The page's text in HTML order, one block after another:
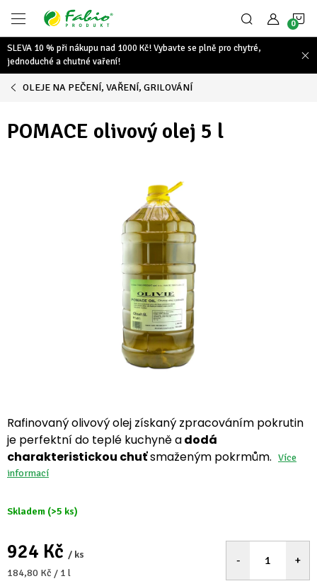
obsah
SLEVA 10 % při nákupu nad 1000 Kč! Vybavte se plně pro chytré,
jednoduché a chutné vaření!
OLEJE NA PEČENÍ, VAŘENÍ, GRILOVÁNÍ
POMACE olivový olej 5 l
Rafinovaný olivový olej získaný zpracováním pokrutin
je perfektní do teplé kuchyně adodá
charakteristickou chuťsmaženým pokrmům. Více
informací
Skladem (>5 ks)
924 Kč / ks
Měrná
184,80 Kč / 1 l